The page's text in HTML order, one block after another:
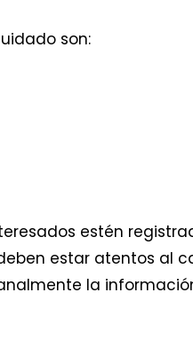
son:
estén
estar atentos al
la